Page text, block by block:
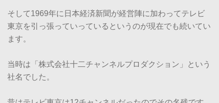
そして1969年に日本経済新聞が経営陣に加わってテレビ
東京を引っ張っていっているというのが現在でも続いてい
ます。
当時は「株式会社十二チャンネルプロダクション」という
社名でした。